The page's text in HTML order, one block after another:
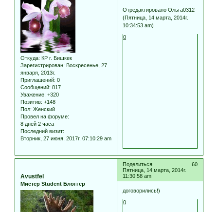
Откуда: КР г. Бишкек
Зарегистрирован: Воскресенье, 27
января, 2013г.
Приглашений: 0
Сообщений: 817
Уважение: +320
Позитив: +148
Пол: Женский
Провел на форуме:
8 дней 2 часа
Последний визит:
Вторник, 27 июня, 2017г. 07:10:29 am
Отредактировано Ольга0312
(Пятница, 14 марта, 2014г.
10:34:53 am)
0
Поделиться
60
Пятница, 14 марта, 2014г.
11:30:58 am
Avustfel
Мистер Student Блоггер
договорились!)
0